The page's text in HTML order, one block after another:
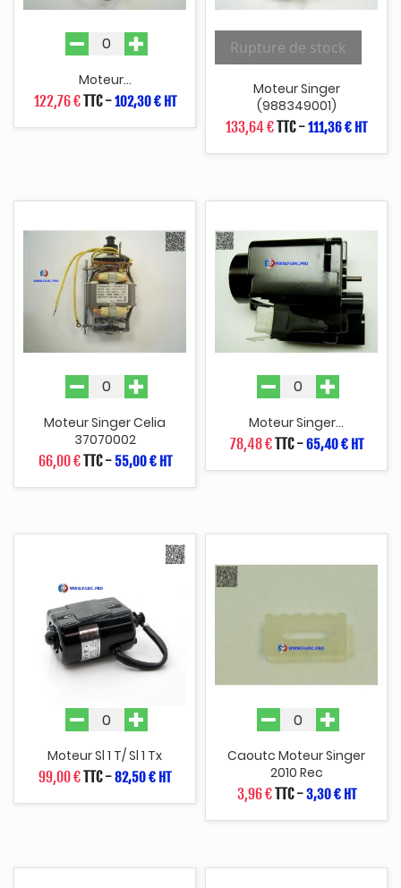
Moteur...
122,76 €TTC-102,30 € HT
Rupture de stock
Moteur Singer
(988349001)
133,64 €TTC-111,36 € HT
Moteur Singer Celia
37070002
66,00 €TTC- 55,00 € HT
Moteur Singer...
78,48 €TTC-65,40 € HT
Moteur Sl 1 T/ Sl 1 Tx
99,00 €TTC-82,50 € HT
Caoutc Moteur Singer
2010 Rec
3,96 €TTC-3,30 € HT